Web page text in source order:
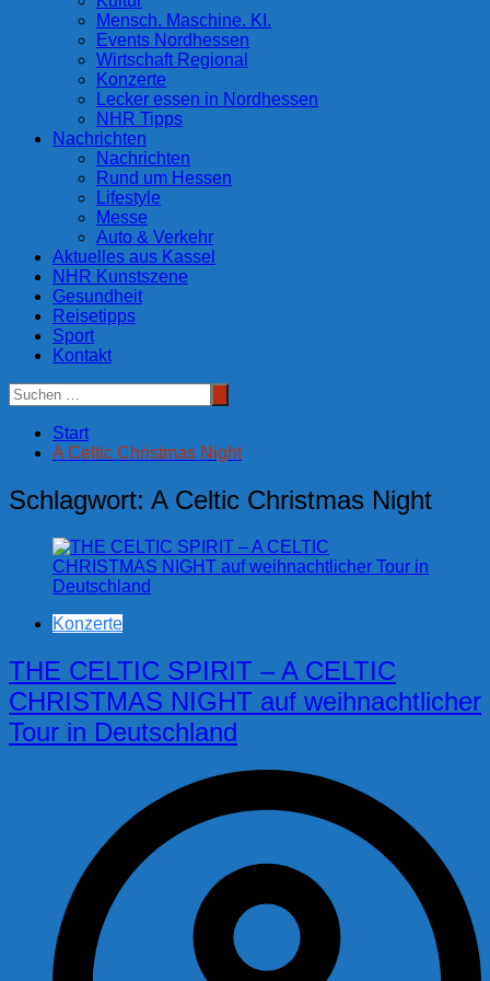
Mensch. Maschine. KI.
Events Nordhessen
Wirtschaft Regional
Konzerte
Lecker essen in Nordhessen
NHR Tipps
Nachrichten
Nachrichten
Rund um Hessen
Lifestyle
Messe
Auto & Verkehr
Aktuelles aus Kassel
NHR Kunstszene
Gesundheit
Reisetipps
Sport
Kontakt
Start
A Celtic Christmas Night
Schlagwort: A Celtic Christmas Night
Konzerte
THE CELTIC SPIRIT – A CELTIC
CHRISTMAS NIGHT auf weihnachtlicher
Tour in Deutschland